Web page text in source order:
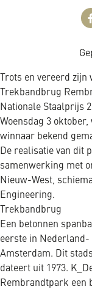
Trots en vereerd
Trekbandbrug
Nationale Staalprijs
Woensdag 3
winnaar bekend
De realisatie van dit
samenwerking met
Nieuw-West,
Engineering.
Trekbandbrug
Een betonnen
eerste in
Amsterdam. Dit
dateert uit 1973.
Rembrandtpark een